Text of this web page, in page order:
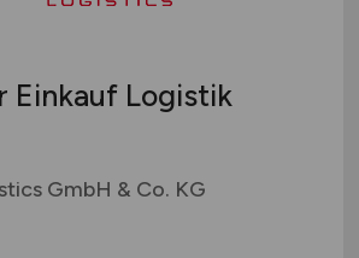
Einkauf Logistik
GmbH & Co. KG